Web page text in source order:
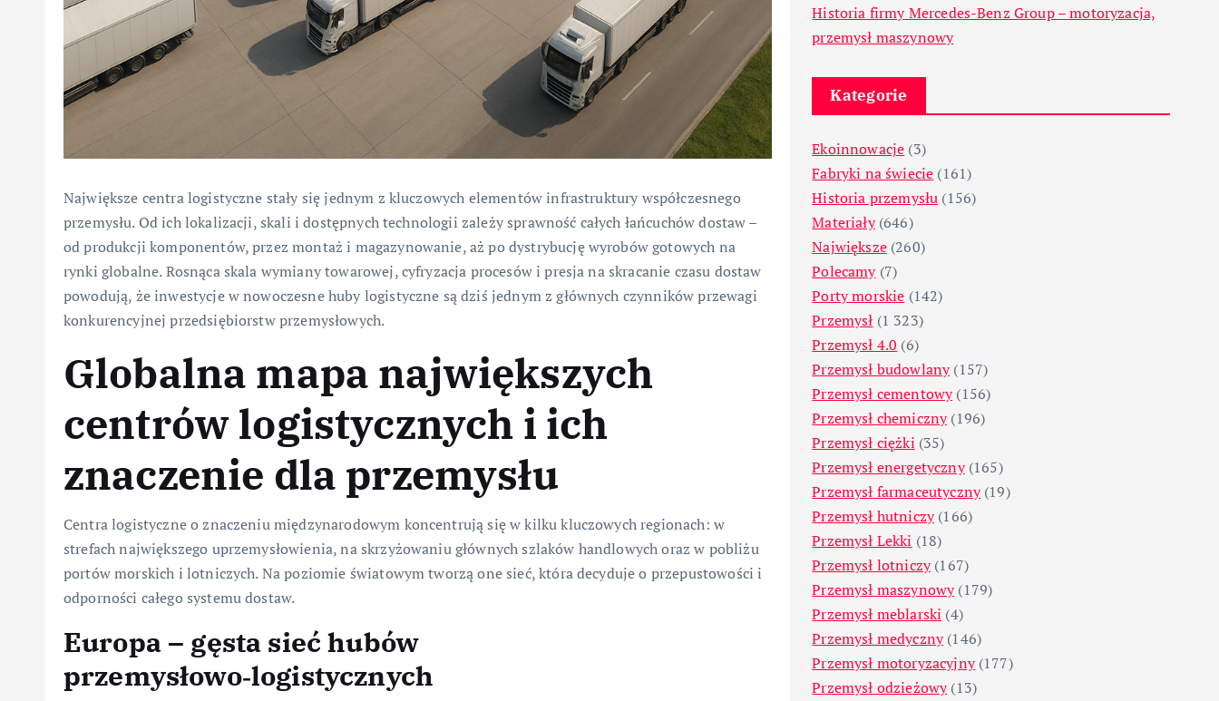
Największe centra logistyczne stały się jednym z kluczowych elementów infrastruktury współczesnego
przemysłu. Od ich lokalizacji, skali i dostępnych technologii zależy sprawność całych łańcuchów dostaw –
od produkcji komponentów, przez montaż i magazynowanie, aż po dystrybucję wyrobów gotowych na
rynki globalne. Rosnąca skala wymiany towarowej, cyfryzacja procesów i presja na skracanie czasu dostaw
powodują, że inwestycje w nowoczesne huby logistyczne są dziś jednym z głównych czynników przewagi
konkurencyjnej przedsiębiorstw przemysłowych.
Globalna mapa największych
centrów logistycznych i ich
znaczenie dla przemysłu
Centra logistyczne o znaczeniu międzynarodowym koncentrują się w kilku kluczowych regionach: w
strefach największego uprzemysłowienia, na skrzyżowaniu głównych szlaków handlowych oraz w pobliżu
portów morskich i lotniczych. Na poziomie światowym tworzą one sieć, która decyduje o przepustowości i
odporności całego systemu dostaw.
Europa – gęsta sieć hubów
przemysłowo‑logistycznych
Historia firmy Mercedes-Benz Group – motoryzacja,
przemysł maszynowy
Kategorie
Ekoinnowacje (3)
Fabryki na świecie (161)
Historia przemysłu (156)
Materiały(646)
Największe(260)
Polecamy(7)
Porty morskie (142)
Przemysł (1 323)
Przemysł 4.0 (6)
Przemysł budowlany(157)
Przemysł cementowy(156)
Przemysł chemiczny(196)
Przemysł ciężki (35)
Przemysł energetyczny(165)
Przemysł farmaceutyczny(19)
Przemysł hutniczy(166)
Przemysł Lekki (18)
Przemysł lotniczy(167)
Przemysł maszynowy(179)
Przemysł meblarski (4)
Przemysł medyczny(146)
Przemysł motoryzacyjny(177)
Przemysł odzieżowy(13)